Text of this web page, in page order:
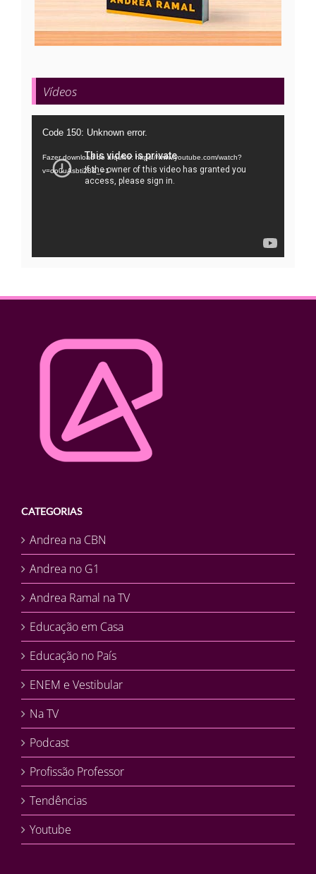
Vídeos
Tocador
vídeo
Code 150: Unknown error.
Fazer download do arquivo: https://www.youtube.com/watch?
v=oo0uAsbti28&_=1
CATEGORIAS
Andrea na CBN
Andrea no G1
Andrea Ramal na TV
Educação em Casa
Educação no País
ENEM e Vestibular
Na TV
Podcast
Profissão Professor
Tendências
Youtube